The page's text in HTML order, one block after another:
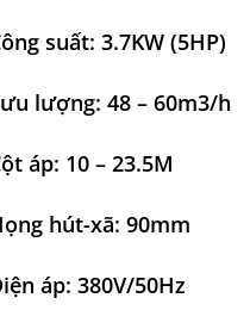
suất: 3.7KW (5HP)
lượng: 48 – 60m3/h
áp: 10 – 23.5M
hút-xã: 90mm
áp: 380V/50Hz